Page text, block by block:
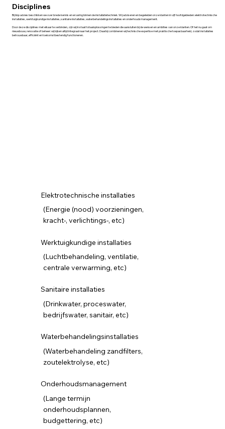
Disciplines
Bij bbp advies beschikken we over brede kennis en ervaring binnen de installatietechniek. Wij adviseren en begeleiden onze klanten in vijf hoofdgebieden: elektrotechnische
installaties, werktuigkundige installaties, sanitaire installaties, waterbehandelingsinstallaties en onderhoudsmanagement.
Door deze disciplines met elkaar te verbinden, zijn wij in staat totaaloplossingen te bieden die aansluiten bij de wensen en ambities van onze klanten. Of het nu gaat om
nieuwbouw, renovatie of beheer: wij kijken altijd integraal naar het project. Daarbij combineren wij technische expertise met praktische toepasbaarheid, zodat installaties
betrouwbaar, efficiënt en toekomstbestendig functioneren.
Elektrotechnische installaties
(Energie (nood) voorzieningen,
kracht-, verlichtings-, etc)
Werktuigkundige installaties
(Luchtbehandeling, ventilatie,
centrale verwarming, etc)
Sanitaire installaties
(Drinkwater, proceswater,
bedrijfswater, sanitair, etc)
Waterbehandelingsinstallaties
(Waterbehandeling zandfilters,
zoutelektrolyse, etc)
Onderhoudsmanagement
(Lange termijn
onderhoudsplannen,
budgettering, etc)